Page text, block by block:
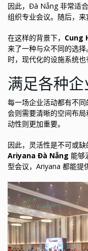
因此，Đà Nẵng 非常适
组织专业会议。随后，来
在这样的背景下， Cung
来了一种与众不同的选
时，现代化的设施系统也
满足各种
每一场企业活动都有不
会则需要清晰的空间布
动性则更加重要。
因此，灵活性是不可或缺
Ariyana Đà Nẵng 能够
型会议，Ariyana 都能提